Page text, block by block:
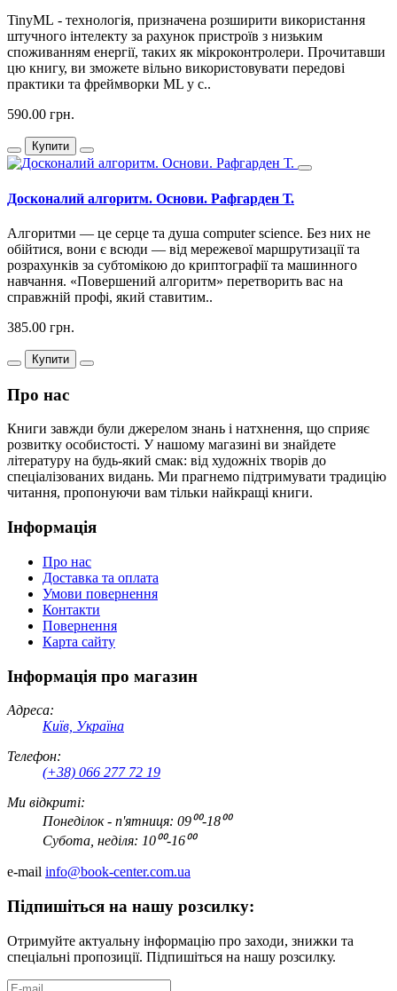
TinyML - технологія, призначена розширити використання
штучного інтелекту за рахунок пристроїв з низьким
споживанням енергії, таких як мікроконтролери. Прочитавши
цю книгу, ви зможете вільно використовувати передові
практики та фреймворки ML у с..
590.00 грн.
Купити
Досконалий алгоритм. Основи. Рафгарден Т.
Алгоритми — це серце та душа computer science. Без них не
обійтися, вони є всюди — від мережевої маршрутизації та
розрахунків за субтомікою до криптографії та машинного
навчання. «Повершений алгоритм» перетворить вас на
справжній профі, який ставитим..
385.00 грн.
Купити
Про нас
Книги завжди були джерелом знань і натхнення, що сприяє
розвитку особистості. У нашому магазині ви знайдете
літературу на будь-який смак: від художніх творів до
спеціалізованих видань. Ми прагнемо підтримувати традицію
читання, пропонуючи вам тільки найкращі книги.
Інформація
Про нас
Доставка та оплата
Умови повернення
Контакти
Повернення
Карта сайту
Інформація про магазин
Адреса:
Київ, Україна
Телефон:
(+38) 066 277 72 19
Ми відкриті:
Понеділок - п'ятниця: 09⁰⁰-18⁰⁰
Субота, неділя: 10⁰⁰-16⁰⁰
e-mail info@book-center.com.ua
Підпишіться на нашу розсилку:
Отримуйте актуальну інформацію про заходи, знижки та
спеціальні пропозиції. Підпишіться на нашу розсилку.